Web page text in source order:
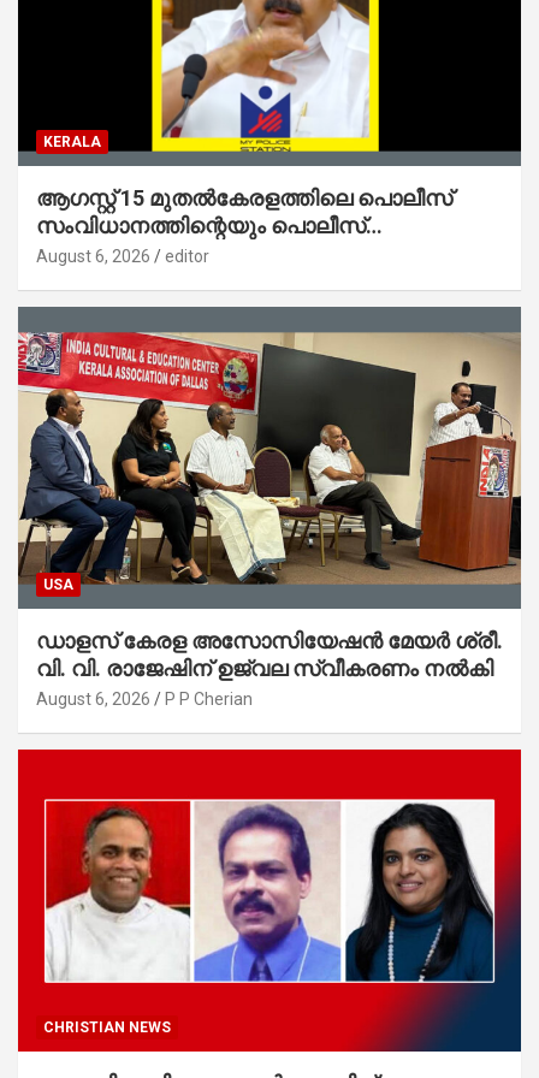
KERALA
ആഗസ്റ്റ് 15 മുതല്‍കേരളത്തിലെ പൊലീസ്
സംവിധാനത്തിന്റെയും പൊലീസ്
സ്റ്റേഷനുകളുടെയും മുഖഛായ മാറുകയാണ് :
August 6, 2026 editor
USA
ഡാളസ് കേരള അസോസിയേഷൻ മേയർ ശ്രീ.
വി. വി. രാജേഷിന് ഉജ്വല സ്വീകരണം നൽകി
August 6, 2026 P P Cherian
CHRISTIAN NEWS